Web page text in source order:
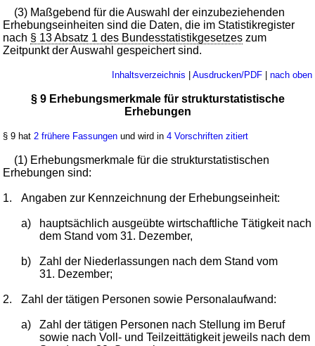
(3) Maßgebend für die Auswahl der einzubeziehenden
Erhebungseinheiten sind die Daten, die im Statistikregister
nach § 13 Absatz 1 des Bundesstatistikgesetzes zum
Zeitpunkt der Auswahl gespeichert sind.
Inhaltsverzeichnis Ausdrucken/PDF| nach oben
§ 9 Erhebungsmerkmale für strukturstatistische
Erhebungen
§ 9 hat2 frühere Fassungen und wird in4 Vorschriften zitiert
(1) Erhebungsmerkmale für die strukturstatistischen
Erhebungen sind:
1. Angaben zur Kennzeichnung der Erhebungseinheit:
a)
hauptsächlich ausgeübte wirtschaftliche Tätigkeit nach
dem Stand vom 31. Dezember,
b)
Zahl der Niederlassungen nach dem Stand vom
31. Dezember;
2. Zahl der tätigen Personen sowie Personalaufwand:
a)
Zahl der tätigen Personen nach Stellung im Beruf
sowie nach Voll- und Teilzeittätigkeit jeweils nach dem